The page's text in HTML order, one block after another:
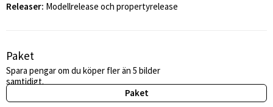
Releaser: Modellrelease och propertyrelease
Paket
Spara pengar om du köper fler än 5 bilder
samtidigt.
Paket